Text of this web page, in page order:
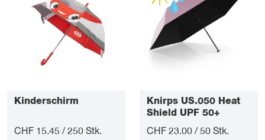
Kinderschirm
CHF 15.45 / 250 Stk.
Knirps US.050 Heat
Shield UPF 50+
CHF 23.00 / 50 Stk.